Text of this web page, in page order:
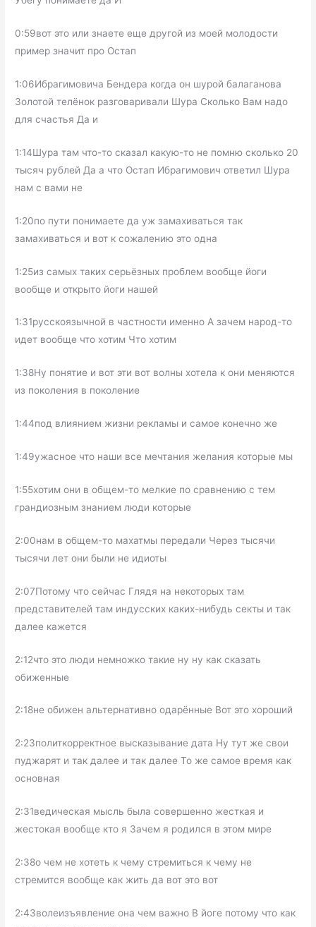
0:59вот это или знаете еще другой из моей молодости
пример значит про Остап
1:06Ибрагимовича Бендера когда он шурой балаганова
Золотой телёнок разговаривали Шура Сколько Вам надо
для счастья Да и
1:14Шура там что-то сказал какую-то не помню сколько 20
тысяч рублей Да а что Остап Ибрагимович ответил Шура
нам с вами не
1:20по пути понимаете да уж замахиваться так
замахиваться и вот к сожалению это одна
1:25из самых таких серьёзных проблем вообще йоги
вообще и открыто йоги нашей
1:31русскоязычной в частности именно А зачем народ-то
идет вообще что хотим Что хотим
1:38Ну понятие и вот эти вот волны хотела к они меняются
из поколения в поколение
1:44под влиянием жизни рекламы и самое конечно же
1:49ужасное что наши все мечтания желания которые мы
1:55хотим они в общем-то мелкие по сравнению с тем
грандиозным знанием люди которые
2:00нам в общем-то махатмы передали Через тысячи
тысячи лет они были не идиоты
2:07Потому что сейчас Глядя на некоторых там
представителей там индусских каких-нибудь секты и так
далее кажется
2:12что это люди немножко такие ну ну как сказать
обиженные
2:18не обижен альтернативно одарённые Вот это хороший
2:23политкорректное высказывание дата Ну тут же свои
пуджарят и так далее и так далее То же самое время как
основная
2:31ведическая мысль была совершенно жесткая и
жестокая вообще кто я Зачем я родился в этом мире
2:38о чем не хотеть к чему стремиться к чему не
стремится вообще как жить да вот это вот
2:43волеизъявление она чем важно В йоге потому что как